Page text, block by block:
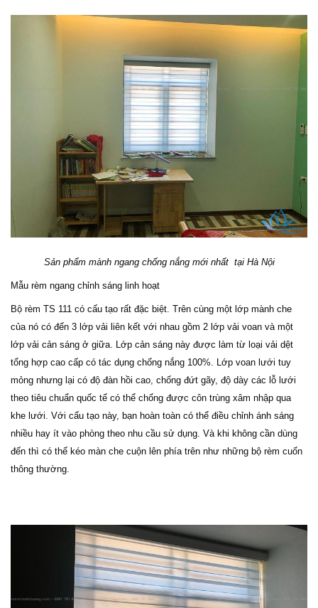
Sản phẩm mành ngang chống nắng mới nhất tại Hà Nội
Mẫu rèm ngang chỉnh sáng linh hoạt
Bộ rèm TS 111 có cấu tạo rất đặc biệt. Trên cùng một lớp mành che
của nó có đến 3 lớp vải liên kết với nhau gồm 2 lớp vải voan và một
lớp vải cản sáng ở giữa. Lớp cản sáng này được làm từ loại vải dệt
tổng hợp cao cấp có tác dụng chống nắng 100%. Lớp voan lưới tuy
mỏng nhưng lại có độ đàn hồi cao, chống đứt gãy, độ dày các lỗ lưới
theo tiêu chuẩn quốc tế có thể chống được côn trùng xâm nhập qua
khe lưới. Với cấu tạo này, bạn hoàn toàn có thể điều chỉnh ánh sáng
nhiều hay ít vào phòng theo nhu cầu sử dụng. Và khi không cần dùng
đến thì có thể kéo màn che cuộn lên phía trên như những bộ rèm cuốn
thông thường.